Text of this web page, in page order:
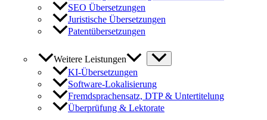
SEO Übersetzungen
Juristische Übersetzungen
Patentübersetzungen
Weitere Leistungen
KI-Übersetzungen
Software-Lokalisierung
Fremdsprachensatz, DTP & Untertitelung
Überprüfung & Lektorate